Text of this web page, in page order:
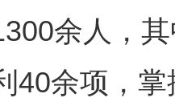
余人，
40余项，